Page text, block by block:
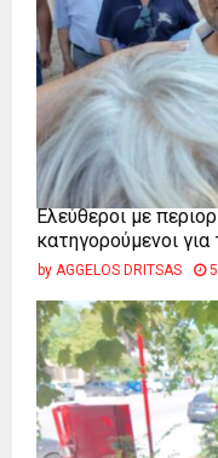
Ελεύθεροι με
κατηγορούμενοι
by AGGELOS DRITSAS